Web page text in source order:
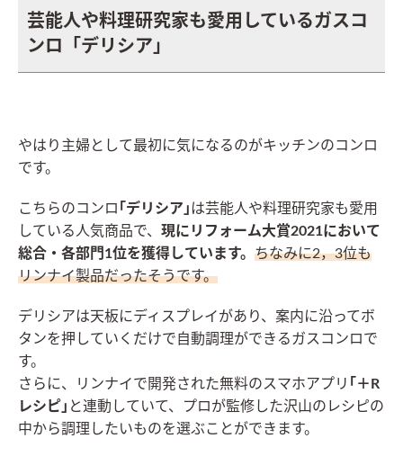
芸能人や料理研究家も愛用しているガスコ
ンロ「デリシア」
やはり主婦として最初に気になるのがキッチンのコンロ
です。
こちらのコンロ ｢デリシア｣は芸能人や料理研究家も愛用
している人気商品で、 現にリフォーム大賞2021において
総合・各部門1位を獲得しています。 ちなみに2，3位も
リンナイ製品だったそうです。
デリシアは天板にディスプレイがあり、案内に沿ってボ
タンを押していくだけで自動調理ができるガスコンロで
す。
さらに、リンナイで開発された無料のスマホアプリ ｢＋R
レシピ｣ と連動していて、プロが監修した沢山のレシピの
中から調理したいものを選ぶことができます。